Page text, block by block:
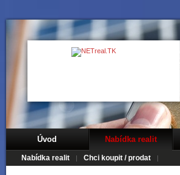
Úvod Nabídka realit
Nabídka realit Chci koupit / prodat